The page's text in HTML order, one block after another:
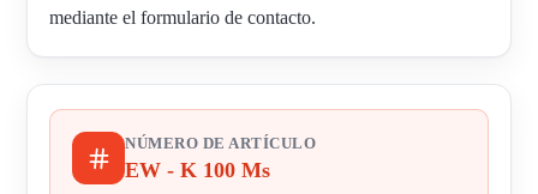
mediante el formulario de contacto.
NÚMERO DE ARTÍCULO
EW - K 100 Ms